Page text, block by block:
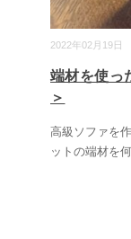
2022年02月19日
端材を使っ
＞
高級ソファを
ットの端材を